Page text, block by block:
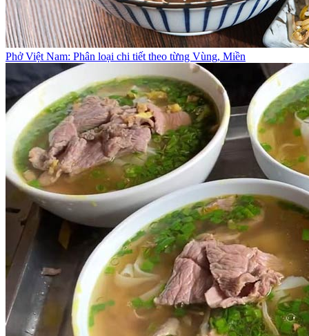
Phở Việt Nam: Phân loại chi tiết theo từng Vùng, Miền